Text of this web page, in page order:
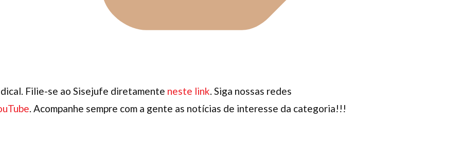
Filie-se ao Sisejufe diretamente neste link. Siga nossas redes
. Acompanhe sempre com a gente as notícias de interesse da categoria!!!